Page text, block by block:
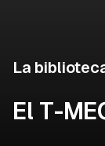
La
El T-